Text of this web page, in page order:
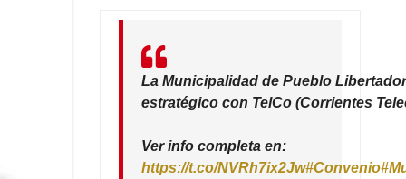
La Municipalidad de Pueblo
estratégico con TelCo (Corrientes
Ver info completa en:
https://t.co/NVRh7ix2Jw#Convenio